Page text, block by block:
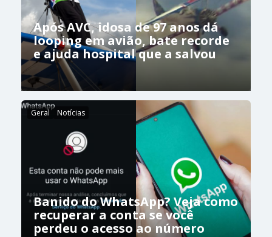
Após AVC, idosa de 97 anos dá
looping em avião, bate recorde
e ajuda hospital que a salvou
Geral Notícias
Banido do WhatsApp? Veja como
recuperar a conta se você
perdeu o acesso ao número